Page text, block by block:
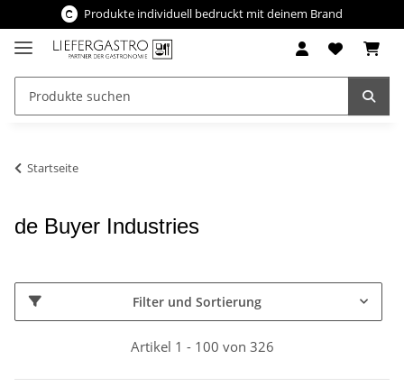
Produkte individuell bedruckt mit deinem Brand
Startseite
de Buyer Industries
Filter und Sortierung
Artikel 1 - 100 von 326